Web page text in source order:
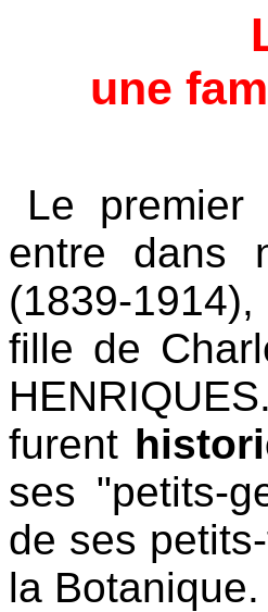
une
Le premier
entre dans
(1839-
fille de
furent
ses "petits-
de ses
la Botanique.